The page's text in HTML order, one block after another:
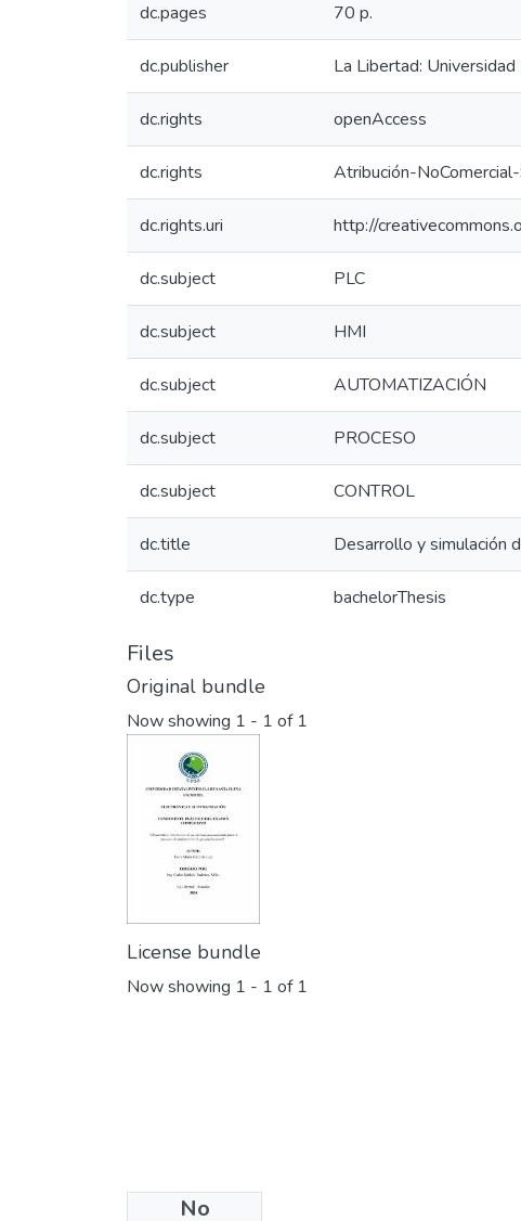
dc.pages 70 p.
dc.publisher La Libertad:
dc.rights openAccess
dc.rights Atribución-
dc.rights.uri http://
dc.subject PLC
dc.subject HMI
dc.subject AUTOMATIZACIÓN
dc.subject PROCESO
dc.subject CONTROL
dc.title Desarrollo y simulación
dc.type bachelorThesis
Files
Original bundle
Now showing 1 - 1 of 1
License bundle
Now showing 1 - 1 of 1
No